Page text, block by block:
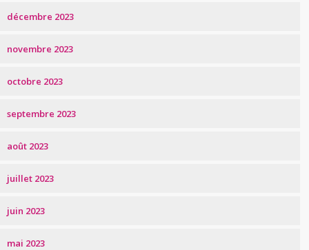
décembre 2023
novembre 2023
octobre 2023
septembre 2023
août 2023
juillet 2023
juin 2023
mai 2023